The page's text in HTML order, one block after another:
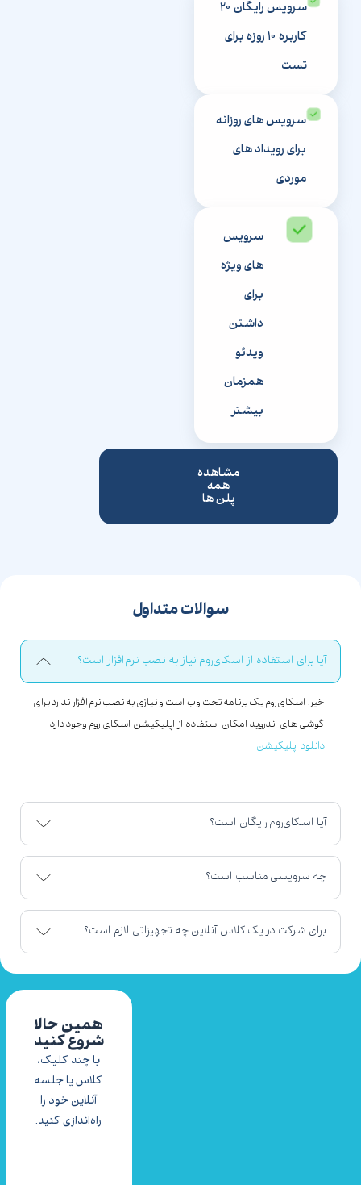
سرویس رایگان ۲۰
کاربره ‍۱۰ روزه برای
تست
سرویس های روزانه
برای رویداد های
موردی
سرویس
های ویژه
برای
داشتن
ویدئو
همزمان
بیشتر
مشاهده
همه
پلن ها
سوالات متداول
آیا برای استفاده از اسکای‌روم نیاز به نصب نرم‌افزار است؟
خیر. اسکای‌روم یک برنامه تحت وب است و نیازی به نصب نرم‌افزار ندارد برای
گوشی های اندروید امکان استفاده از اپلیکیشن اسکای روم وجود دارد
دانلود اپلیکیشن
آیا اسکای‌روم رایگان است؟
چه سرویسی مناسب است؟
برای شرکت در یک کلاس آنلاین چه تجهیزاتی لازم است؟
همین حالا
شروع کنید
با چند کلیک،
کلاس یا جلسه
آنلاین خود را
راه‌اندازی کنید.